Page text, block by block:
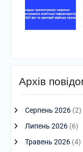
Архів
Серпень 2026(2)
Липень 2026(6)
Травень 2026(4)